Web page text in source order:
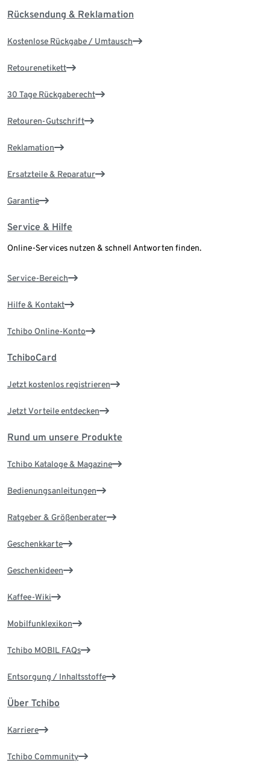
Rücksendung & Reklamation
Kostenlose Rückgabe / Umtausch
Retourenetikett
30 Tage Rückgaberecht
Retouren-Gutschrift
Reklamation
Ersatzteile & Reparatur
Garantie
Service & Hilfe
Online-Services nutzen & schnell Antworten finden.
Service-Bereich
Hilfe & Kontakt
Tchibo Online-Konto
TchiboCard
Jetzt kostenlos registrieren
Jetzt Vorteile entdecken
Rund um unsere Produkte
Tchibo Kataloge & Magazine
Bedienungsanleitungen
Ratgeber & Größenberater
Geschenkkarte
Geschenkideen
Kaffee-Wiki
Mobilfunklexikon
Tchibo MOBIL FAQs
Entsorgung / Inhaltsstoffe
Über Tchibo
Karriere
Tchibo Community